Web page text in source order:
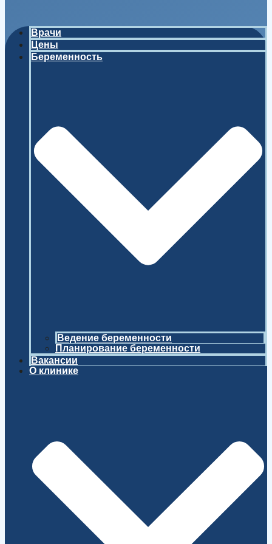
Врачи
Цены
Беременность
Ведение беременности
Планирование беременности
Вакансии
О клинике